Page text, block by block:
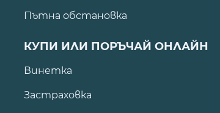
Пътна обстановка
КУПИ ИЛИ ПОРЪЧАЙ ОНЛАЙН
Винетка
Застраховка